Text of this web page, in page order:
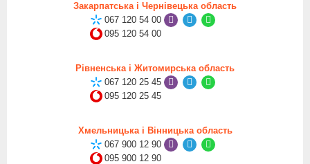
Закарпатська і Чернівецька область
067 120 54 00
095 120 54 00
Рівненська і Житомирська область
067 120 25 45
095 120 25 45
Хмельницька і Вінницька область
067 900 12 90
095 900 12 90